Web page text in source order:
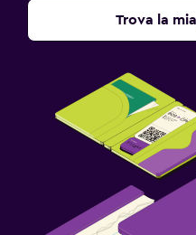
Trova la